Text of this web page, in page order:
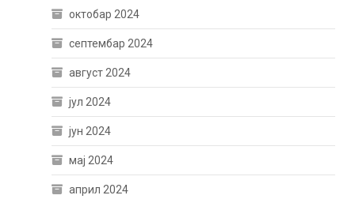
октобар 2024
септембар 2024
август 2024
јул 2024
јун 2024
мај 2024
април 2024